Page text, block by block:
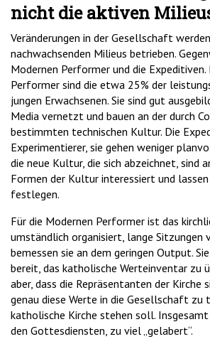
nicht die aktiven
Veränderungen in der Gesellschaft
nachwachsenden Milieus betrieben.
Modernen Performer und die Expeditiven.
Performer sind die etwa 25% der
jungen Erwachsenen. Sie sind gut
Media vernetzt und bauen an der durch
bestimmten technischen Kultur. Die
Experimentierer, sie gehen weniger
die neue Kultur, die sich abzeichnet, sind
Formen der Kultur interessiert und lassen
festlegen.
Für die Modernen Performer ist das
umständlich organisiert, lange Sitzungen
bemessen sie an dem geringen Output.
bereit, das katholische Werteinventar zu
aber, dass die Repräsentanten der Kirche
genau diese Werte in die Gesellschaft zu
katholische Kirche stehen soll.
den Gottesdiensten, zu viel „gelabert“.